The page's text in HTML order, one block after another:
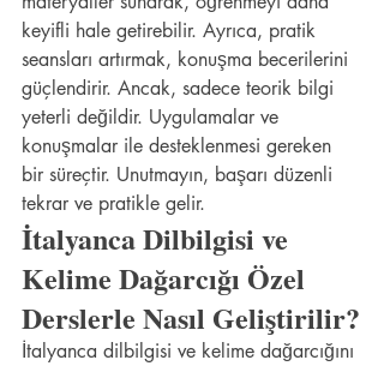
keyifli hale getirebilir. Ayrıca, pratik
seansları artırmak, konuşma becerilerini
güçlendirir. Ancak, sadece teorik bilgi
yeterli değildir. Uygulamalar ve
konuşmalar ile desteklenmesi gereken
bir süreçtir. Unutmayın, başarı düzenli
tekrar ve pratikle gelir.
İtalyanca Dilbilgisi ve
Kelime Dağarcığı Özel
Derslerle Nasıl Geliştirilir?
İtalyanca dilbilgisi ve kelime dağarcığını